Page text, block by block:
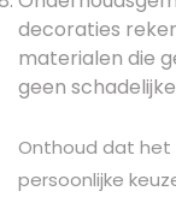
decoraties
materialen die
geen
Onthoud dat het
persoonlijke